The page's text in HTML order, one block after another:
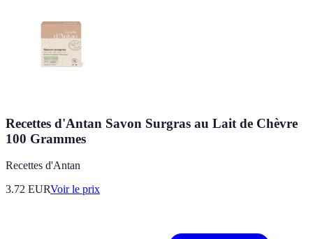
Recettes d'Antan Savon Surgras au Lait de Chèvre
100 Grammes
Recettes d'Antan
3.72 EURVoir le prix